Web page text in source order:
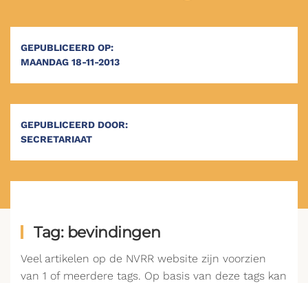
GEPUBLICEERD OP:
MAANDAG 18-11-2013
GEPUBLICEERD DOOR:
SECRETARIAAT
Tag: bevindingen
Veel artikelen op de NVRR website zijn voorzien
van 1 of meerdere tags. Op basis van deze tags kan